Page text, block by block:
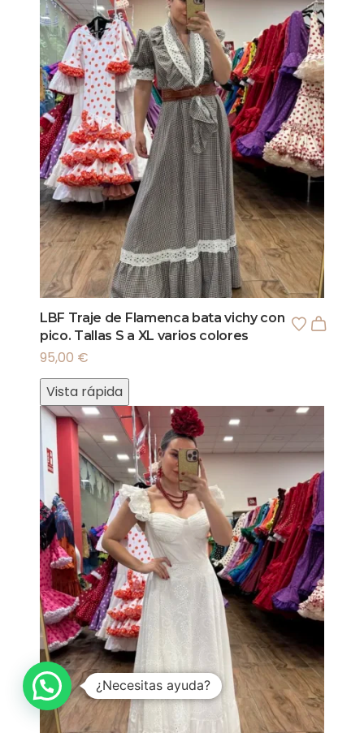
LBF Traje de Flamenca bata vichy con
pico. Tallas S a XL varios colores
95,00 €
Vista rápida